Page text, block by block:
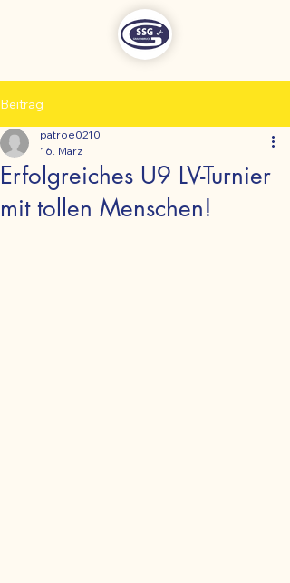
Beitrag
Erfolgreiches U9 LV-Turnier
mit tollen Menschen!
patroe0210
16. März